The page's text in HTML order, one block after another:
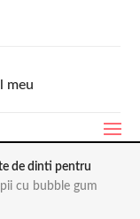
de dinti pentru
cu bubble gum